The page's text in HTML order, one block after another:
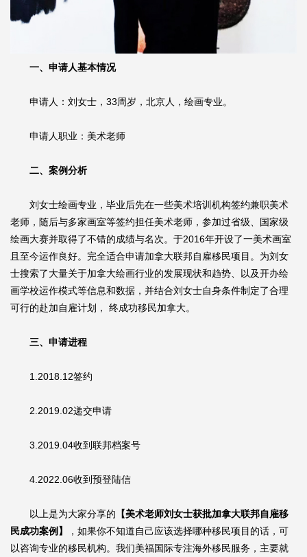
一、申请人基本情况
申请人：刘女士，33周岁，北京人，绘画专业。
申请人职业：美术老师
二、案例分析
刘女士绘画专业，毕业后先在一些美术培训机构签约兼职美术
老师，随后与多家画室等签约担任美术老师，参加过省级、国家级
绘画大赛并取得了不错的成绩与名次。于2016年开设了一美术画室
且至今运作良好。完全适合申请加拿大联邦自雇移民项目。为刘女
士搜索了大量关于加拿大绘画行业的发展现状和趋势、以及开办绘
画学校运作模式等信息和数据，并结合刘女士自身条件制定了合理
可行的赴加自雇计划， 终成功移民加拿大。
三、申请进程
1.2018.12签约
2.2019.02递交申请
3.2019.04收到联邦档案号
4.2022.06收到预登陆信
以上是为大家分享的 【美术老师刘女士获批加拿大联邦自雇移
民成功案例】
，如果你不知道自己应该选择哪种移民项目的话，可
以咨询专业的移民机构。我们美福国际专注海外移民服务，主要就